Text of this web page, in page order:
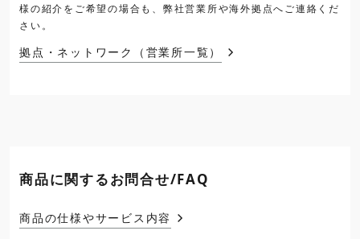
様の紹介をご希望の場合も、弊社営業所や海外拠点へご連絡くだ
さい。
拠点・ネットワーク（営業所一覧）
商品に関するお問合せ/FAQ
商品の仕様やサービス内容